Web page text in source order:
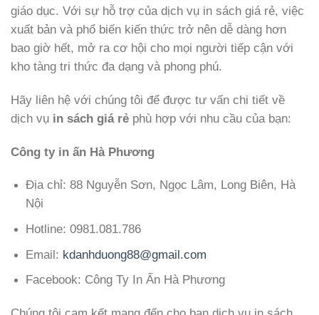
giáo dục. Với sự hỗ trợ của dịch vụ in sách giá rẻ, việc
xuất bản và phổ biến kiến thức trở nên dễ dàng hơn
bao giờ hết, mở ra cơ hội cho mọi người tiếp cận với
kho tàng tri thức đa dạng và phong phú.
Hãy liên hệ với chúng tôi để được tư vấn chi tiết về
dịch vụ in sách giá rẻ phù hợp với nhu cầu của bạn:
Công ty in ấn Hà Phương
Địa chỉ: 88 Nguyễn Sơn, Ngọc Lâm, Long Biên, Hà
Nội
Hotline: 0981.081.786
Email: kdanhduong88@gmail.com
Facebook: Công Ty In Ấn Hà Phương